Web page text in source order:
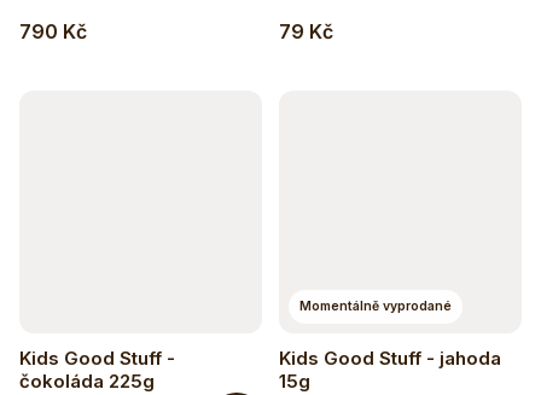
790 Kč 79 Kč
Kids Good Stuff -
čokoláda 225g
Momentálně vyprodané
Kids Good Stuff - jahoda
15g